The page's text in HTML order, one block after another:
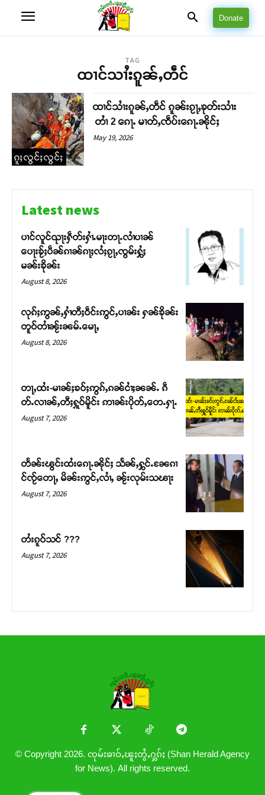
တႃႇႁႂ်ႈသဵင်ၵၢင်ၸႂ်ၵူၼ်းမိူင်း ၵူႈတီႈၵူႈလႅၼ်ပေႃးတေၸွ
တ်ႇ တူဝ်ႈလုမ်ႈၾႃႉၼၼ်ႉ ၶဝ်ႈႁူမ်ႈၵမ်ႉထႅမ် ၸုမ်းၶၢ
ဝ်ႇၽူႈတွႆႇႁွၵ်ႈ လႆႈယူႇၶႃႈဢေႃႈ။
Donate
TAG
ထၢင်သၢႆးၵူၼ်ႇတဵင်
ၵူႈလွင်ႈလွင်ႈ
ထၢင်သၢႆးၵူၼ်ႇတဵင် ၵူၼ်းၵႂႃႇၶုတ်းသၢႆး
တၢႆ 2 ၵေႃႉ မၢတ်ႇၸဵပ်းၵေႃႉၼိုင်ႈ
May 19, 2026
Latest news
ပၢင်လူင်ၺႃးႁဵတ်းႁၢႆႉမႃးတႃႉလၢႆပၢၼ် ​​
ပေႃးၶႂ်ႈပဵၼ်ၵၢၼ်ၵႃႈလႆႈၵႂႃႇၸွမ်းႁွႆႈ
မၼ်းၶိုၼ်း
August 8, 2026
လုၵ်ႈဢွၼ်ႇႁၢႆတီႈဝဵင်းဢွင်ႇပၢၼ်း ႁၼ်ၶိုၼ်း
တူဝ်တၢႆၼႂ်းၼမ်ႉမေႃႇ
August 8, 2026
တႃႇထႆး-မၢၼ်ႈၶဝ်ႈဢွၵ်ႇၵၼ်ငၢႆႈၼၼ်ႉ ၵဵ
တ်ႉလၢၼ်ႇတီႈႁူဝ်မိူင်း ဢၢၼ်းပိုတ်ႇတေႉႁႃႉ
August 7, 2026
တႅၼ်းၽွင်းထႆးၵေႃႉၼိုင်ႈ သႅၼ်ႇႁွင်ႉၼႄၵၢ
င်ၸႂ်တေႃႇ မိၼ်းဢွင်ႇလၢႆႇ ၼႂ်းလုမ်းသၽႃး
August 7, 2026
တႆးၵူဝ်သင် ???
August 7, 2026
© Copyright 2026. ၸုမ်းၶၢဝ်ႇၽူႈတွႆႇႁွၵ်ႈ (Shan Herald Agency
for News). All rights reserved.